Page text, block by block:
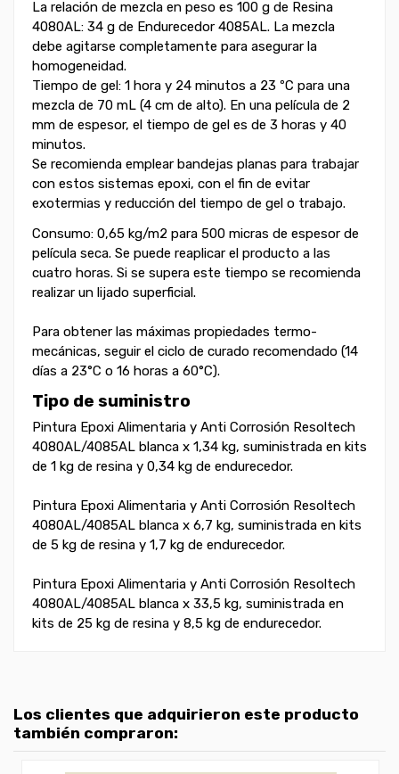
La relación de mezcla en peso es 100 g de Resina
4080AL: 34 g de Endurecedor 4085AL. La mezcla
debe agitarse completamente para asegurar la
homogeneidad.
Tiempo de gel: 1 hora y 24 minutos a 23 ºC para una
mezcla de 70 mL (4 cm de alto). En una película de 2
mm de espesor, el tiempo de gel es de 3 horas y 40
minutos.
Se recomienda emplear bandejas planas para trabajar
con estos sistemas epoxi, con el fin de evitar
exotermias y reducción del tiempo de gel o trabajo.
Consumo: 0,65 kg/m2 para 500 micras de espesor de
película seca. Se puede reaplicar el producto a las
cuatro horas. Si se supera este tiempo se recomienda
realizar un lijado superficial.
Para obtener las máximas propiedades termo-
mecánicas, seguir el ciclo de curado recomendado (14
días a 23°C o 16 horas a 60°C).
Tipo de suministro
Pintura Epoxi Alimentaria y Anti Corrosión Resoltech
4080AL/4085AL blanca x 1,34 kg, suministrada en kits
de 1 kg de resina y 0,34 kg de endurecedor.
Pintura Epoxi Alimentaria y Anti Corrosión Resoltech
4080AL/4085AL blanca x 6,7 kg, suministrada en kits
de 5 kg de resina y 1,7 kg de endurecedor.
Pintura Epoxi Alimentaria y Anti Corrosión Resoltech
4080AL/4085AL blanca x 33,5 kg, suministrada en
kits de 25 kg de resina y 8,5 kg de endurecedor.
Los clientes que adquirieron este producto
también compraron: